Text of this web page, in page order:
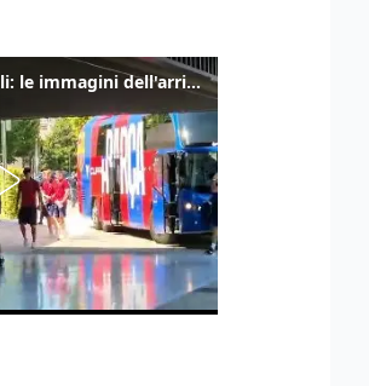
Il Barcellona sbarca in Friuli: le immagini dell'arrivo in albergo